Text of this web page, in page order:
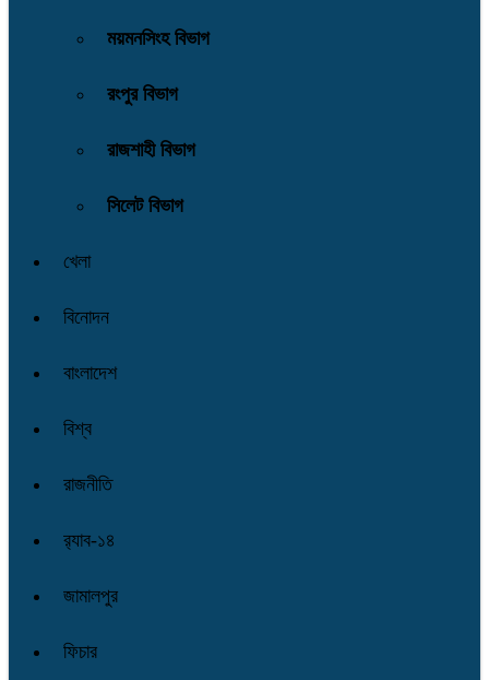
ময়মনসিংহ বিভাগ
রংপুর বিভাগ
রাজশাহী বিভাগ
সিলেট বিভাগ
খেলা
বিনোদন
বাংলাদেশ
বিশ্ব
রাজনীতি
র‌্যাব-১৪
জামালপুর
ফিচার